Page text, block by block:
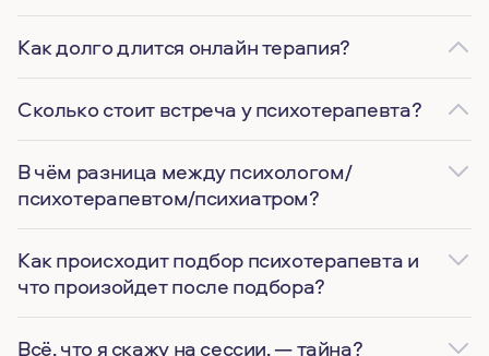
Как долго длится онлайн терапия?
Сколько стоит встреча у психотерапевта?
В чём разница между психологом/
психотерапевтом/психиатром?
Как происходит подбор психотерапевта и
что произойдет после подбора?
Всё, что я скажу на сессии, — тайна?